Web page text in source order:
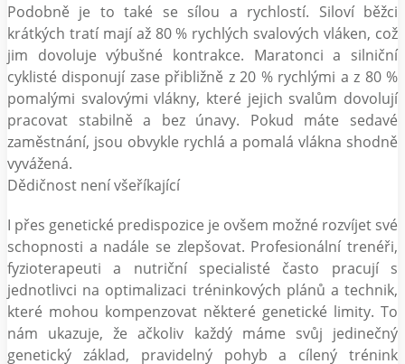
Podobně je to také se sílou a rychlostí. Siloví běžci
krátkých tratí mají až 80 % rychlých svalových vláken, což
jim dovoluje výbušné kontrakce. Maratonci a silniční
cyklisté disponují zase přibližně z 20 % rychlými a z 80 %
pomalými svalovými vlákny, které jejich svalům dovolují
pracovat stabilně a bez únavy. Pokud máte sedavé
zaměstnání, jsou obvykle rychlá a pomalá vlákna shodně
vyvážená.
Dědičnost není všeříkající
I přes genetické predispozice je ovšem možné rozvíjet své
schopnosti a nadále se zlepšovat. Profesionální trenéři,
fyzioterapeuti a nutriční specialisté často pracují s
jednotlivci na optimalizaci tréninkových plánů a technik,
které mohou kompenzovat některé genetické limity. To
nám ukazuje, že ačkoliv každý máme svůj jedinečný
genetický základ, pravidelný pohyb a cílený trénink